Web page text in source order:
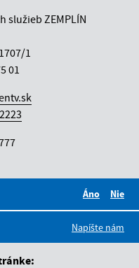
služieb ZEMPLÍN
1
01
Áno
Nie
Napíšte nám